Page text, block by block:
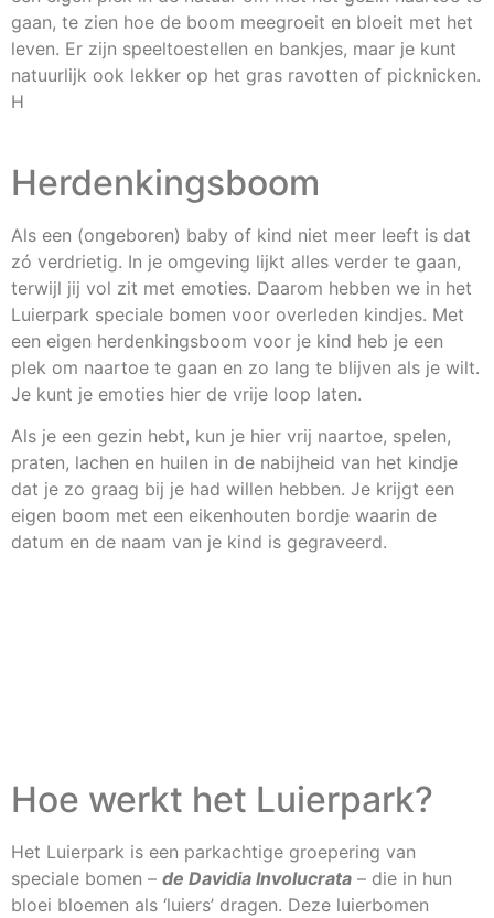
gaan, te zien hoe de boom meegroeit en bloeit met het
leven. Er zijn speeltoestellen en bankjes, maar je kunt
natuurlijk ook lekker op het gras ravotten of picknicken.
H
Herdenkingsboom
Als een (ongeboren) baby of kind niet meer leeft is dat
zó verdrietig. In je omgeving lijkt alles verder te gaan,
terwijl jij vol zit met emoties. Daarom hebben we in het
Luierpark speciale bomen voor overleden kindjes. Met
een eigen herdenkingsboom voor je kind heb je een
plek om naartoe te gaan en zo lang te blijven als je wilt.
Je kunt je emoties hier de vrije loop laten.
Als je een gezin hebt, kun je hier vrij naartoe, spelen,
praten, lachen en huilen in de nabijheid van het kindje
dat je zo graag bij je had willen hebben. Je krijgt een
eigen boom met een eikenhouten bordje waarin de
datum en de naam van je kind is gegraveerd.
Hoe werkt het Luierpark?
Het Luierpark is een parkachtige groepering van
speciale bomen – de Davidia Involucrata – die in hun
bloei bloemen als ‘luiers’ dragen. Deze luierbomen